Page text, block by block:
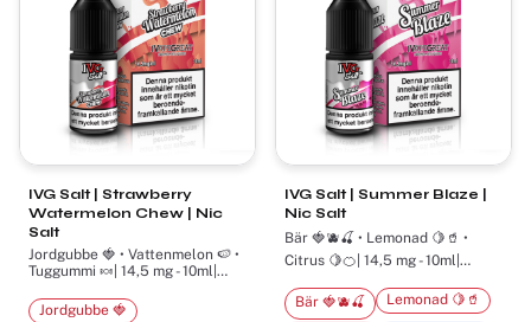
IVG Salt | Strawberry
Watermelon Chew | Nic
Salt
Jordgubbe 🍓 • Vattenmelon 🍉 •
Tuggummi 🍬| 14,5 mg - 10ml|
Jordgubbe 🍓
IVG Salt | Summer Blaze |
Nic Salt
Bär 🍓🫐🍒 • Lemonad 🍋🥤 •
Citrus 🍋🍊| 14,5 mg - 10ml|
Bär 🍓🫐🍒 Lemonad 🍋🥤